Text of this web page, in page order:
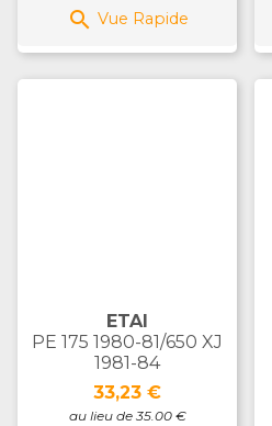
 Vue Rapide
ETAI
PE 175 1980-81/650 XJ
1981-84
Prix
33,23 €
au lieu de 35.00 €